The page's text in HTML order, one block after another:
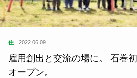
住 2022.06.09
雇用創出と交流の場に。 石巻
オープン。